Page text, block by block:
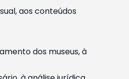
aos conteúdos
dos museus, à